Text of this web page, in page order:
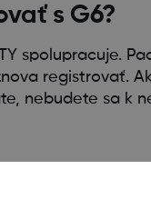
s G6?
spolupracuje.
registrovať.
nebudete sa k